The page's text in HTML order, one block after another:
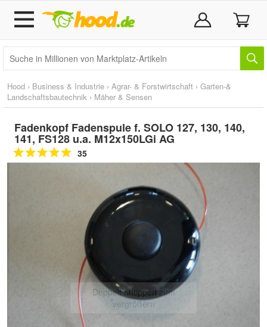
Hood › Business & Industrie › Agrar- & Forstwirtschaft › Garten-&
Landschaftsbautechnik › Mäher & Sensen
Fadenkopf Fadenspule f. SOLO 127, 130, 140,
141, FS128 u.a. M12x150LGi AG
35
Doppelt antippen zum
vergrößern